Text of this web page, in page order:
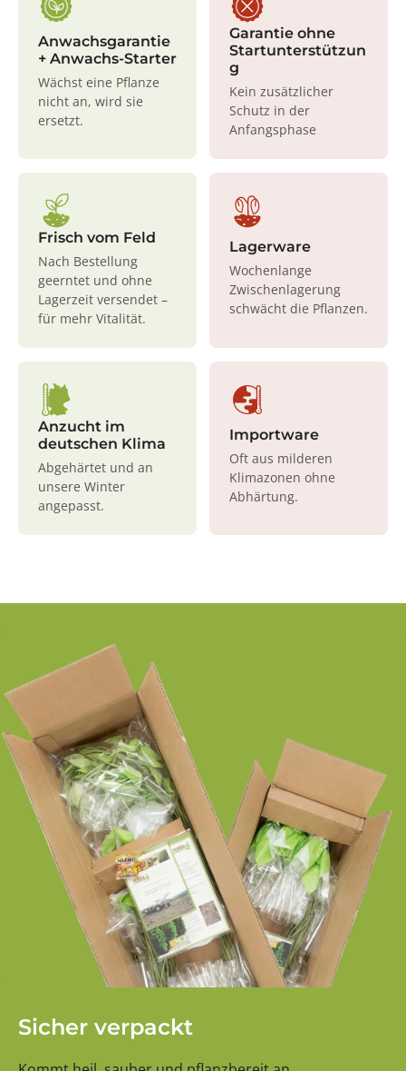
Anwachsgarantie
+ Anwachs-Starter
Wächst eine Pflanze
nicht an, wird sie
ersetzt.
Garantie ohne
Startunterstützun
g
Kein zusätzlicher
Schutz in der
Anfangsphase
Frisch vom Feld
Nach Bestellung
geerntet und ohne
Lagerzeit versendet –
für mehr Vitalität.
Lagerware
Wochenlange
Zwischenlagerung
schwächt die Pflanzen.
Anzucht im
deutschen Klima
Abgehärtet und an
unsere Winter
angepasst.
Importware
Oft aus milderen
Klimazonen ohne
Abhärtung.
Sicher verpackt